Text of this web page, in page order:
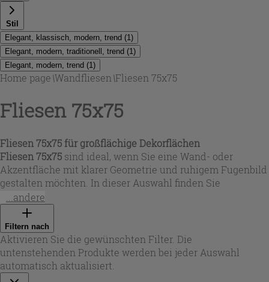
Stil
Elegant, klassisch, modern, trend (1)
Elegant, modern, traditionell, trend (1)
Elegant, modern, trend (1)
Home page\Wandfliesen \Fliesen 75x75
Fliesen 75x75
Fliesen 75x75 für großflächige Dekorflächen
Fliesen 75x75 sind ideal, wenn Sie eine Wand- oder
Akzentfläche mit klarer Geometrie und ruhigem Fugenbild
gestalten möchten. In dieser Auswahl finden Sie
dekorative Kompositionen im Format 75x75 cm, die aus
drei überlappenden 25x75-cm-Elementen aufgebaut sind:
So entsteht eine durchgehende Optik, die an moderne
Wandtapeten erinnert und besonders auf größeren
Flächen ihre Wirkung entfaltet. Die Designs reichen von
exotisch inspirierten Motiven bis zu sanften, eleganten
Musterungen – perfekt für Wohnbereiche, Flure oder
...andere
Filtern nach
Aktivieren Sie die gewünschten Filter. Die
untenstehenden Produkte werden bei jeder Auswahl
automatisch aktualisiert.